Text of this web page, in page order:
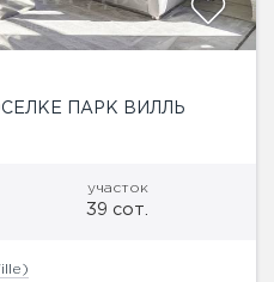
ПАРК ВИЛЛЬ
участок
39 сот.